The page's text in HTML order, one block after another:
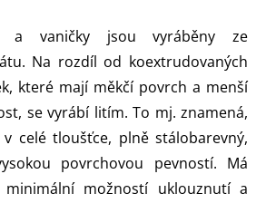
a vaničky jsou vyráběny ze
Na rozdíl od koextrudovaných
které mají měkčí povrch a menší
se vyrábí litím. To mj. znamená,
celé tloušťce, plně stálobarevný,
povrchovou pevností. Má
možností uklouznutí a